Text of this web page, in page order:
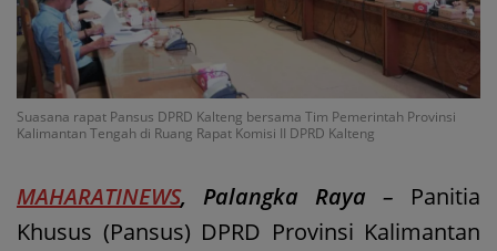
Suasana rapat Pansus DPRD Kalteng bersama Tim Pemerintah Provinsi
Kalimantan Tengah di Ruang Rapat Komisi II DPRD Kalteng
MAHARATINEWS, Palangka Raya – Panitia
Khusus (Pansus) DPRD Provinsi Kalimantan